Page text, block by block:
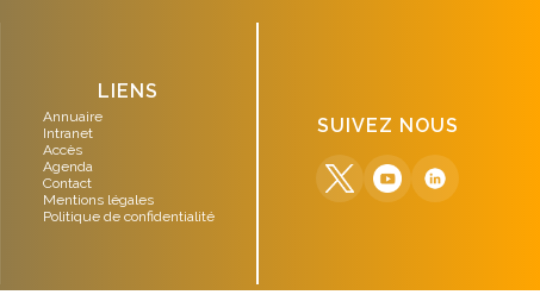
LIENS
Annuaire
Intranet
Accès
Agenda
Contact
Mentions légales
Politique de confidentialité
SUIVEZ NOUS